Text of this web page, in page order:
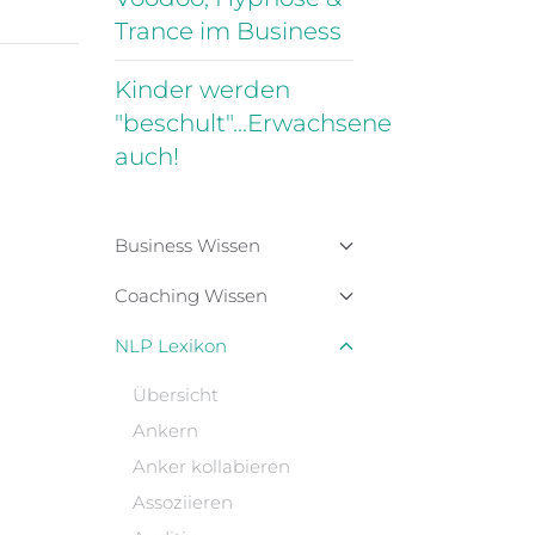
Trance im Business
Kinder werden
"beschult"...Erwachsene
auch!
Business Wissen
Coaching Wissen
NLP Lexikon
Übersicht
Ankern
Anker kollabieren
Assoziieren